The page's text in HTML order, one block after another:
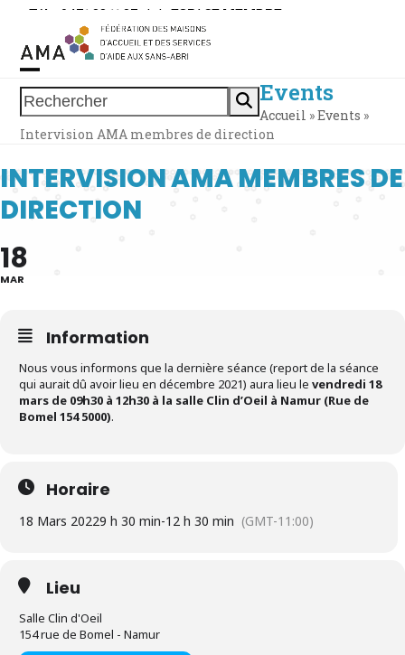
Skip
content
Tél. : 0471 38 11 37 | | ESPACE MEMBRE
Rechercher
Open
mobile
Close
mobile
Events
Accueil »Events »
Intervision AMA membres de direction
INTERVISION AMA MEMBRES DE
DIRECTION
18
MAR
Information
Nous vous informons que la dernière séance (report de la séance
qui aurait dû avoir lieu en décembre 2021) aura lieu le vendredi 18
mars de 09h30 à 12h30 à la salle Clin d’Oeil à Namur (Rue de
Bomel 154 5000).
Horaire
18 Mars 20229 h 30 min-12 h 30 min (GMT-11:00)
Lieu
Salle Clin d'Oeil
154 rue de Bomel - Namur